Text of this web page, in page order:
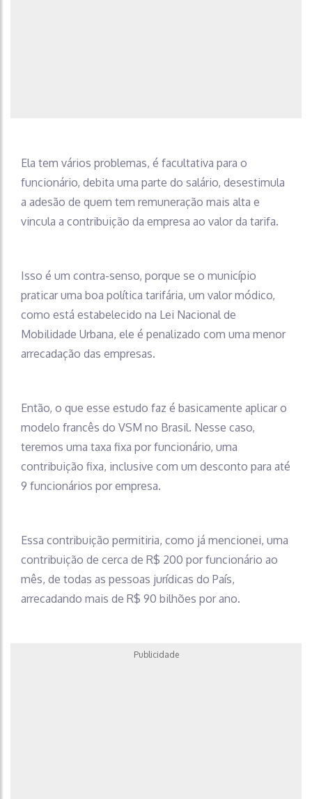
Ela tem vários problemas, é facultativa para o
funcionário, debita uma parte do salário, desestimula
a adesão de quem tem remuneração mais alta e
vincula a contribuição da empresa ao valor da tarifa.
Isso é um contra-senso, porque se o município
praticar uma boa política tarifária, um valor módico,
como está estabelecido na Lei Nacional de
Mobilidade Urbana, ele é penalizado com uma menor
arrecadação das empresas.
Então, o que esse estudo faz é basicamente aplicar o
modelo francês do VSM no Brasil. Nesse caso,
teremos uma taxa fixa por funcionário, uma
contribuição fixa, inclusive com um desconto para até
9 funcionários por empresa.
Essa contribuição permitiria, como já mencionei, uma
contribuição de cerca de R$ 200 por funcionário ao
mês, de todas as pessoas jurídicas do País,
arrecadando mais de R$ 90 bilhões por ano.
Publicidade